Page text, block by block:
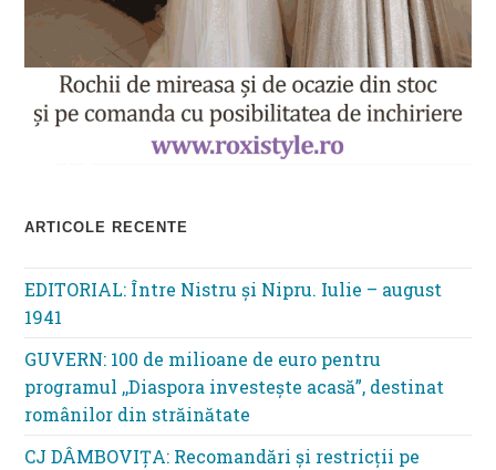
ARTICOLE RECENTE
EDITORIAL: Între Nistru şi Nipru. Iulie – august
1941
GUVERN: 100 de milioane de euro pentru
programul ,,Diaspora investește acasă”, destinat
românilor din străinătate
CJ DÂMBOVIȚA: Recomandări și restricții pe